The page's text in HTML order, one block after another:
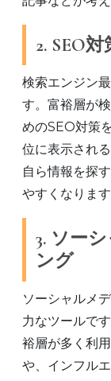
2. SEO対
検索エンジン
す。富裕層が
めのSEO対策
位に表示され
自ら情報を探
やすくなります
3. ソー
ング
ソーシャルメ
力なツールで
裕層が多く利
や、インフル